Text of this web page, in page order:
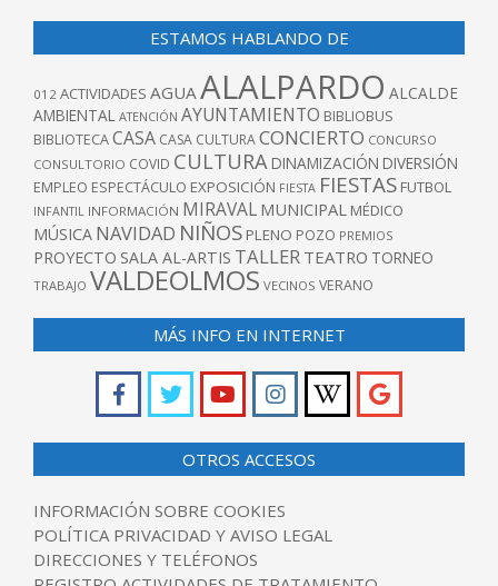
ESTAMOS HABLANDO DE
012 ACTIVIDADES AGUAALALPARDO ALCALDE
AMBIENTAL ATENCIÓN AYUNTAMIENTO BIBLIOBUS
BIBLIOTECACASA CASA CULTURACONCIERTO CONCURSO
CONSULTORIO COVID CULTURA DINAMIZACIÓN DIVERSIÓN
EMPLEO ESPECTÁCULO EXPOSICIÓN FIESTA FIESTAS FUTBOL
INFANTIL INFORMACIÓN MIRAVAL MUNICIPAL MÉDICO
MÚSICA NAVIDAD NIÑOS PLENO POZO PREMIOS
PROYECTO SALA AL-ARTIS TALLER TEATRO TORNEO
TRABAJO VALDEOLMOS VECINOS VERANO
MÁS INFO EN INTERNET
OTROS ACCESOS
INFORMACIÓN SOBRE COOKIES
POLÍTICA PRIVACIDAD Y AVISO LEGAL
DIRECCIONES Y TELÉFONOS